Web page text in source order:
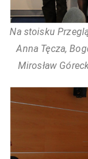
Na stoisku
Anna Tęcza,
Mirosław